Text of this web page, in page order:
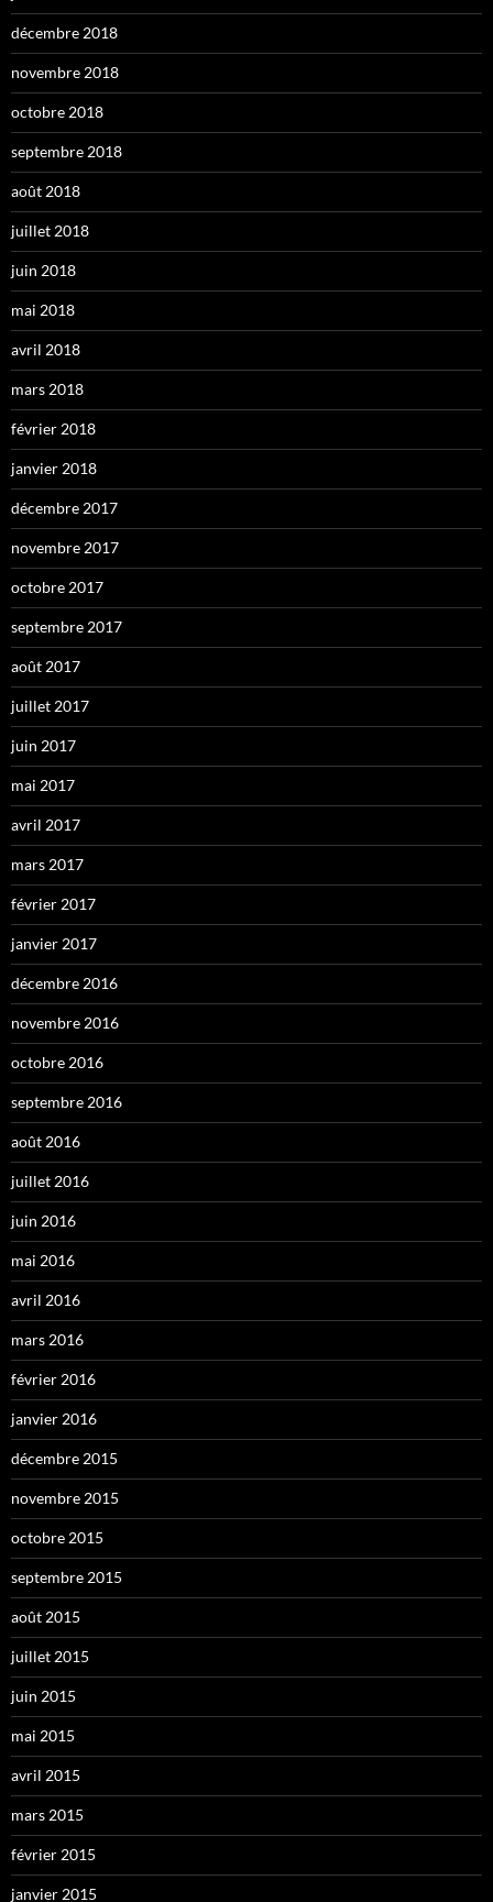
décembre 2018
novembre 2018
octobre 2018
septembre 2018
août 2018
juillet 2018
juin 2018
mai 2018
avril 2018
mars 2018
février 2018
janvier 2018
décembre 2017
novembre 2017
octobre 2017
septembre 2017
août 2017
juillet 2017
juin 2017
mai 2017
avril 2017
mars 2017
février 2017
janvier 2017
décembre 2016
novembre 2016
octobre 2016
septembre 2016
août 2016
juillet 2016
juin 2016
mai 2016
avril 2016
mars 2016
février 2016
janvier 2016
décembre 2015
novembre 2015
octobre 2015
septembre 2015
août 2015
juillet 2015
juin 2015
mai 2015
avril 2015
mars 2015
février 2015
janvier 2015